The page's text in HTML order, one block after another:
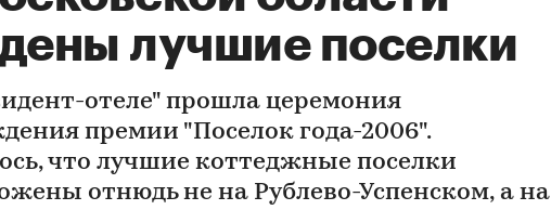
лучшие поселки
отеле" прошла церемония
премии "Поселок года-2006".
что лучшие коттеджные поселки
отнюдь не на Рублево-Успенском, а на